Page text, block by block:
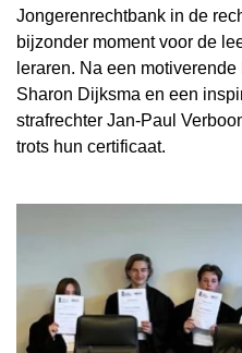
Groep 8
Contact
Schoolgids
Jongerenrechtbank in de
bijzonder moment voor de
leraren. Na een
Sharon Dijksma en een
strafrechter Jan-Paul
trots hun certificaat.